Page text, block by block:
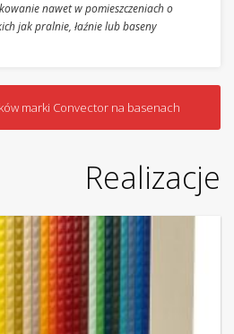
nawet w pomieszczeniach o
jak pralnie, łaźnie lub baseny
marki Convector na basenach
Realizacje